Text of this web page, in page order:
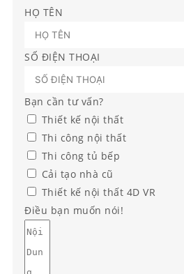
HỌ TÊN
SỐ ĐIỆN THOẠI
Bạn cần tư vấn?
Thiết kế nội thất
Thi công nội thất
Thi công tủ bếp
Cải tạo nhà cũ
Thiết kế nội thất 4D VR
Điều bạn muốn nói!